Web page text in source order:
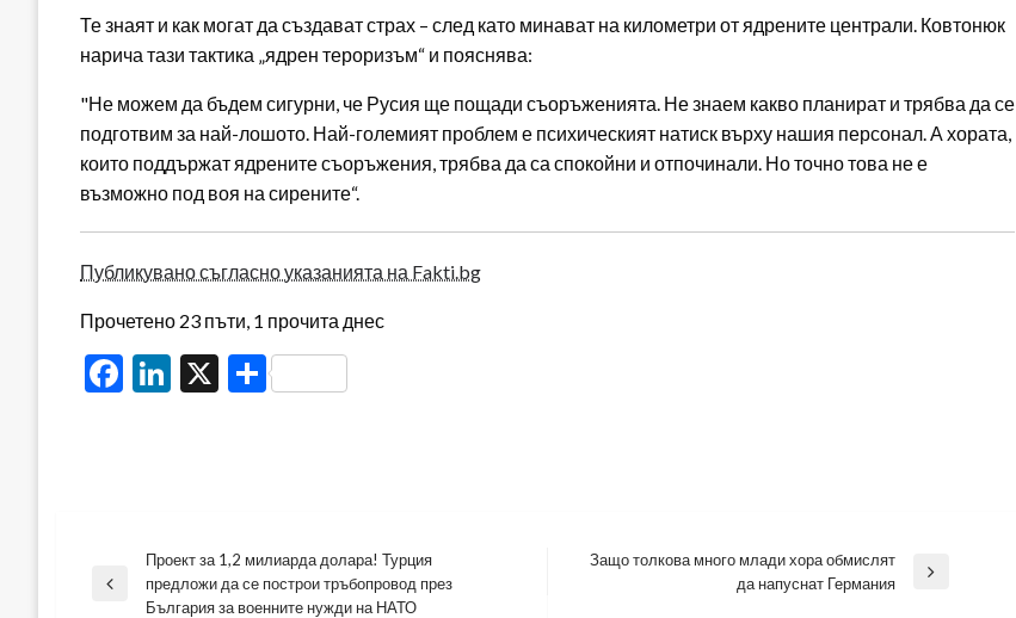
Те знаят и как могат да създават страх – след като минават на километри от ядрените централи. Ковтонюк
нарича тази тактика „ядрен тероризъм“ и пояснява:
"Не можем да бъдем сигурни, че Русия ще пощади съоръженията. Не знаем какво планират и трябва да се
подготвим за най-лошото. Най-големият проблем е психическият натиск върху нашия персонал. А хората,
които поддържат ядрените съоръжения, трябва да са спокойни и отпочинали. Но точно това не е
възможно под воя на сирените“.
Публикувано съгласно указанията на Fakti.bg
Прочетено 23 пъти, 1 прочита днес
Facebook
LinkedIn
X Share
Навигация
Previous
Проект за 1,2 милиарда долара! Турция
предложи да се построи тръбопровод през
България за военните нужди на НАТО
Защо толкова много млади хора обмислят
да напуснат Германия